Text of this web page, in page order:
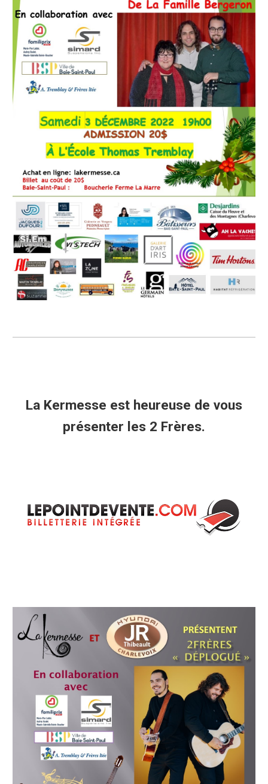
La Kermesse est heureuse de vous
présenter les 2 Frères.